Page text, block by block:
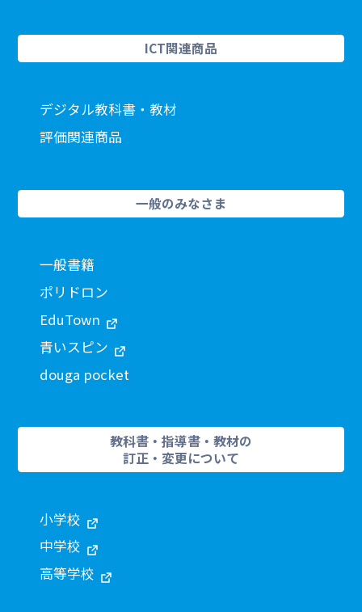
ICT関連商品
デジタル教科書・教材
評価関連商品
一般のみなさま
一般書籍
ポリドロン
EduTown
青いスピン
douga pocket
教科書・指導書・教材の
訂正・変更について
小学校
中学校
高等学校